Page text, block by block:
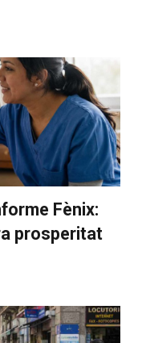
Fènix:
prosperitat